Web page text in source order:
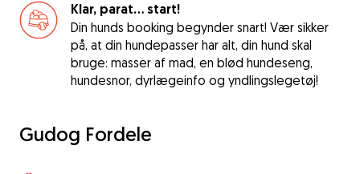
Klar, parat... start!
Din hunds booking begynder snart! Vær sikker
på, at din hundepasser har alt, din hund skal
bruge: masser af mad, en blød hundeseng,
hundesnor, dyrlægeinfo og yndlingslegetøj!
Gudog Fordele